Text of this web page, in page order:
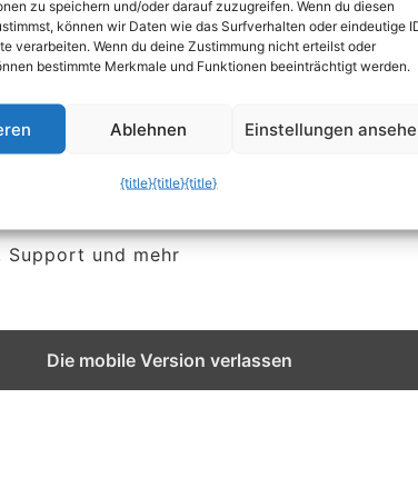
Benutzername
n ändern
Support und mehr
zu speichern und/oder darauf zuzugreifen. Wenn du diesen
können wir Daten wie das Surfverhalten oder eindeutige
verarbeiten. Wenn du deine Zustimmung nicht erteilst oder
bestimmte Merkmale und Funktionen beeinträchtigt werden.
Ablehnen Einstellungen
{title}{title}{title}
Die mobile Version verlassen